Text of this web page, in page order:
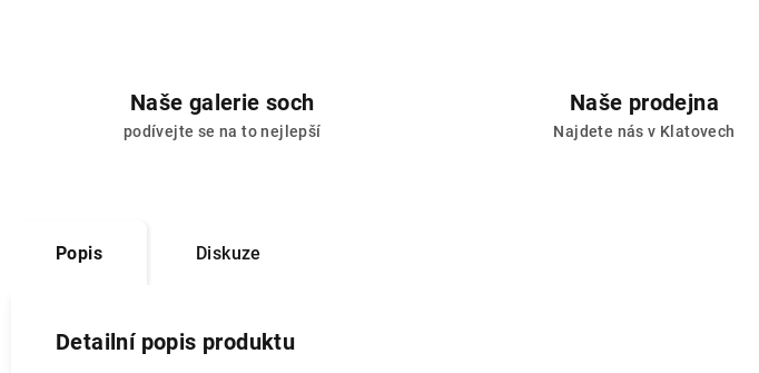
Naše galerie soch
podívejte se na to nejlepší
Naše prodejna
Najdete nás v Klatovech
Popis Diskuze
Detailní popis produktu